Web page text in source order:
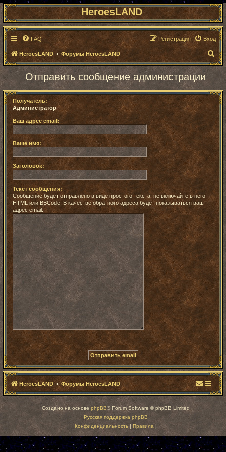
HeroesLAND
FAQ Вход
Регистрация
HeroesLAND Форумы HeroesLAND
П
о
с
Отправить сообщение администрации
Получатель:
Администратор
Ваш адрес email:
Ваше имя:
Заголовок:
Текст сообщения:
Сообщение будет отправлено в виде простого текста, не включайте в него
HTML или BBCode. В качестве обратного адреса будет показываться ваш
адрес email.
HeroesLAND Форумы HeroesLAND
Создано на основе phpBB® Forum Software © phpBB Limited
Русская поддержка phpBB
Конфиденциальность| Правила |